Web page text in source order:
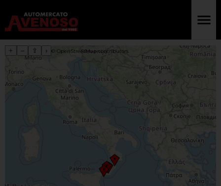
+ – ⇧ › © OpenStreetMapcontributors.